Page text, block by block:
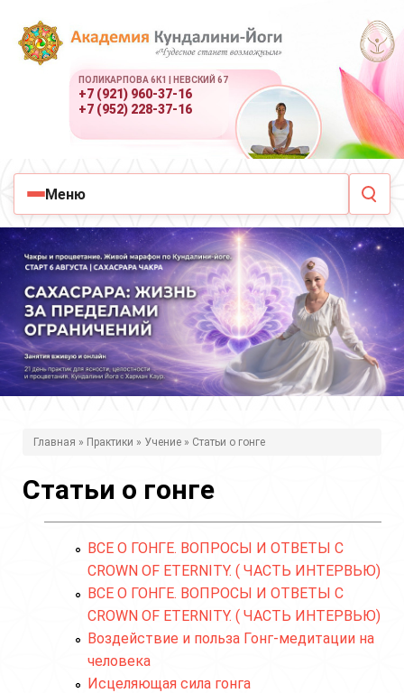
ПОЛИКАРПОВА 6К1 | НЕВСКИЙ 67
+7 (921) 960-37-16
+7 (952) 228-37-16
Меню
з
Главная » Практики » Учение » Статьи о гонге
Статьи о гонге
ВСЕ О ГОНГЕ. ВОПРОСЫ И ОТВЕТЫ C
CROWN OF ETERNITY. ( ЧАСТЬ ИНТЕРВЬЮ)
ВСЕ О ГОНГЕ. ВОПРОСЫ И ОТВЕТЫ C
CROWN OF ETERNITY. ( ЧАСТЬ ИНТЕРВЬЮ)
Воздействие и польза Гонг-медитации на
человека
Исцеляющая сила гонга